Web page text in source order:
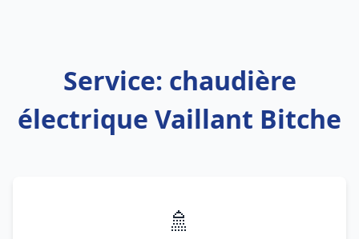
Service: chaudière
électrique Vaillant Bitche
🚿